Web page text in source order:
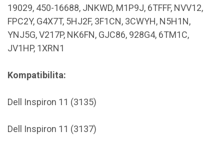
19029, 450-16688, JNKWD, M1P9J, 6TFFF, NVV12,
FPC2Y, G4X7T, 5HJ2F, 3F1CN, 3CWYH, N5H1N,
YNJ5G, V217P, NK6FN, GJC86, 928G4, 6TM1C,
JV1HP, 1XRN1
Kompatibilita:
Dell Inspiron 11 (3135)
Dell Inspiron 11 (3137)